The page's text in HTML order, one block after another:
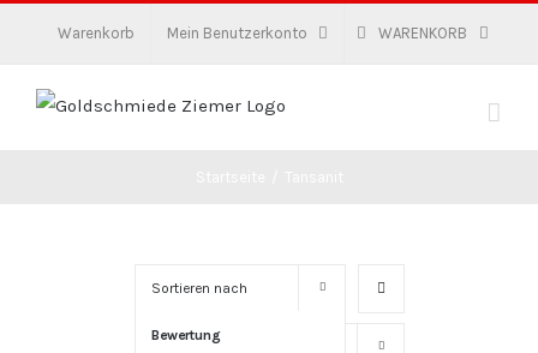
Warenkorb Mein Benutzerkonto WARENKORB
Sortieren nach
Bewertung
16 Produkte